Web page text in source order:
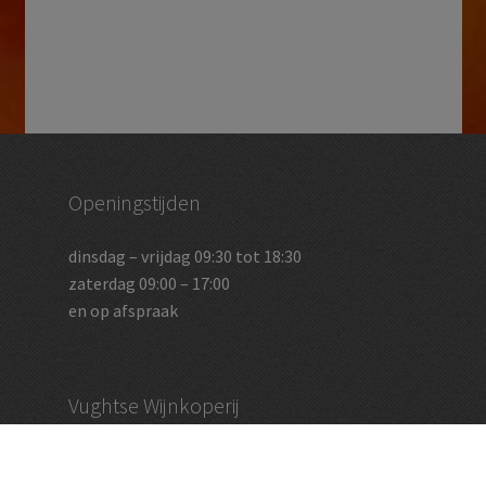
Openingstijden
dinsdag – vrijdag 09:30 tot 18:30
zaterdag 09:00 – 17:00
en op afspraak
Vughtse Wijnkoperij